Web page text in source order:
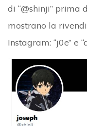
di “@shinji” prima
mostrano la
Instagram: “j0e” e